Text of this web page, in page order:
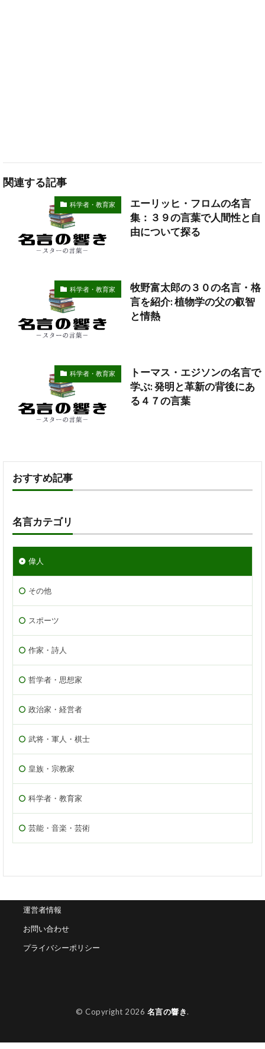
関連する記事
科学者・教育家
エーリッヒ・フロムの名言
集：３９の言葉で人間性と自
由について探る
科学者・教育家
牧野富太郎の３０の名言・格
言を紹介: 植物学の父の叡智
と情熱
科学者・教育家
トーマス・エジソンの名言で
学ぶ: 発明と革新の背後にあ
る４７の言葉
おすすめ記事
名言カテゴリ
偉人
その他
スポーツ
作家・詩人
哲学者・思想家
政治家・経営者
武将・軍人・棋士
皇族・宗教家
科学者・教育家
芸能・音楽・芸術
運営者情報
お問い合わせ
プライバシーポリシー
© Copyright 2026 名言の響き.